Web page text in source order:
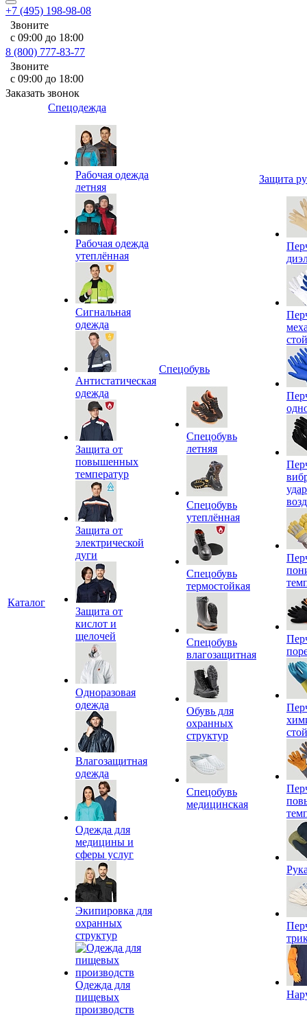
+7 (495) 198-98-08
Звоните
с 09:00 до 18:00
8 (800) 777-83-77
Звоните
с 09:00 до 18:00
Заказать звонок
Каталог
Спецодежда
Рабочая одежда
летняя
Рабочая одежда
утеплённая
Сигнальная
одежда
Антистатическая
одежда
Защита от
повышенных
температур
Защита от
электрической
дуги
Защита от
кислот и
щелочей
Одноразовая
одежда
Влагозащитная
одежда
Одежда для
медицины и
сферы услуг
Экипировка для
охранных
структур
Одежда для
пищевых
производств
Спецобувь
Спецобувь
летняя
Спецобувь
утеплённая
Спецобувь
термостойкая
Спецобувь
влагозащитная
Обувь для
охранных
структур
Спецобувь
медицинская
Защита